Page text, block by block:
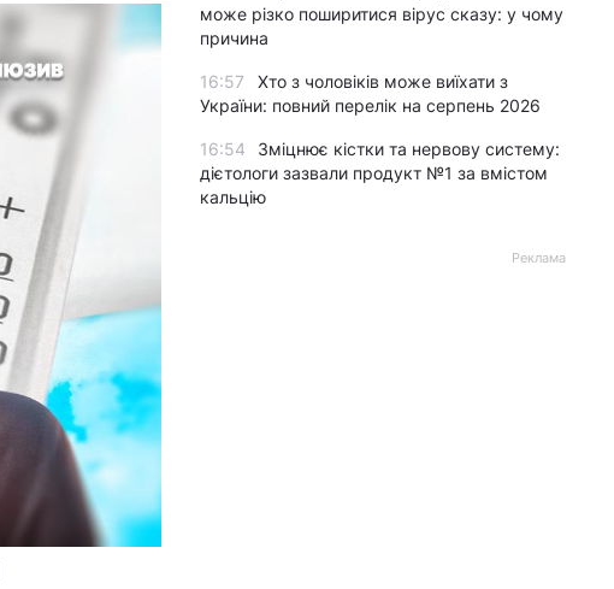
може різко поширитися вірус сказу: у чому
причина
16:57
Хто з чоловіків може виїхати з
України: повний перелік на серпень 2026
16:54
Зміцнює кістки та нервову систему:
дієтологи зазвали продукт №1 за вмістом
кальцію
Реклама